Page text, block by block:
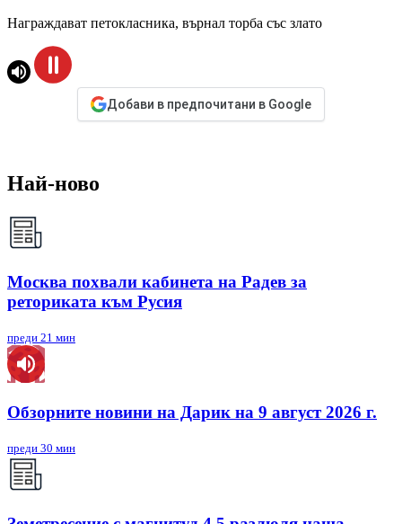
Награждават петокласника, върнал торба със злато
Добави в предпочитани в Google
Най-ново
Москва похвали кабинета на Радев за
реториката към Русия
преди 21 мин
Обзорните новини на Дарик на 9 август 2026 г.
преди 30 мин